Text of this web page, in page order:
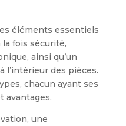
éléments essentiels
fois sécurité,
ainsi qu’un
l’intérieur des pièces.
chacun ayant ses
avantages.
une